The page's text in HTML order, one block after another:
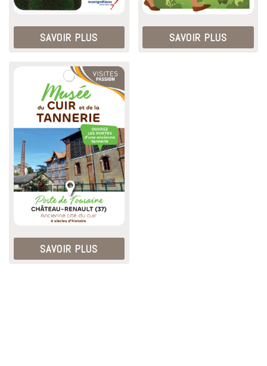
SAVOIR PLUS SAVOIR PLUS
SAVOIR PLUS